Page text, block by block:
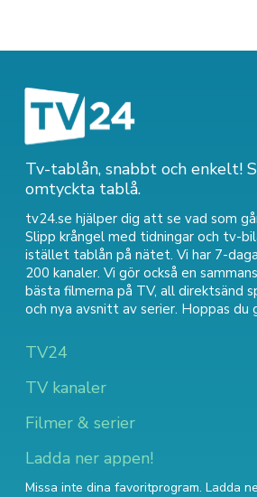
Tv-tablån, snabbt och enkelt!
omtyckta tablå.
tv24.se hjälper dig att se vad som
Slipp krångel med tidningar och tv-
istället tablån på nätet. Vi har 7-
200 kanaler. Vi gör också en
bästa filmerna på TV, all direktsänd
och nya avsnitt av serier. Hoppas du
TV24
TV kanaler
Filmer & serier
Ladda ner appen!
Missa inte dina favoritprogram. Ladda